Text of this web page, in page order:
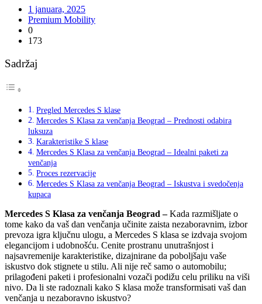
1 januara, 2025
Premium Mobility
0
173
Sadržaj
Pregled Mercedes S klase
Mercedes S Klasa za venčanja Beograd – Prednosti odabira
luksuza
Karakteristike S klase
Mercedes S Klasa za venčanja Beograd – Idealni paketi za
venčanja
Proces rezervacije
Mercedes S Klasa za venčanja Beograd – Iskustva i svedočenja
kupaca
Mercedes S Klasa za venčanja Beograd –Kada razmišljate o
tome kako da vaš dan venčanja učinite zaista nezaboravnim, izbor
prevoza igra ključnu ulogu, a Mercedes S klasa se izdvaja svojom
elegancijom i udobnošću. Cenite prostranu unutrašnjost i
najsavremenije karakteristike, dizajnirane da poboljšaju vaše
iskustvo dok stignete u stilu. Ali nije reč samo o automobilu;
prilagođeni paketi i profesionalni vozači podižu celu priliku na viši
nivo. Da li ste radoznali kako S klasa može transformisati vaš dan
venčanja u nezaboravno iskustvo?